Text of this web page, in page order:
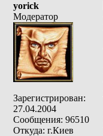
yorick
Модератор
Зарегистрирован:
27.04.2004
Сообщения: 96510
Откуда: г.Киев